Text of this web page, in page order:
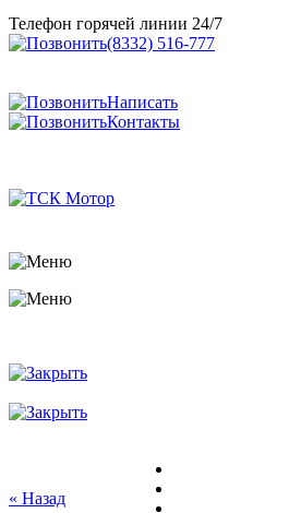
Телефон горячей линии 24/7
(8332) 516-777
Написать
Контакты
« Назад